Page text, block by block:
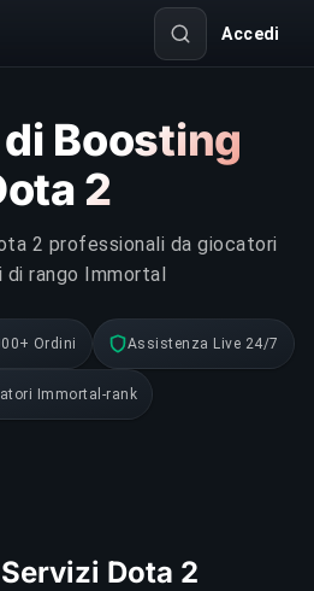
Accedi
Boosting
2
2 professionali da giocatori
rango Immortal
Ordini Assistenza Live 24/7
Immortal-rank
Dota 2